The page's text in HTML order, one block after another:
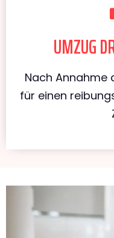
UMZUG
Nach Annahme
für einen